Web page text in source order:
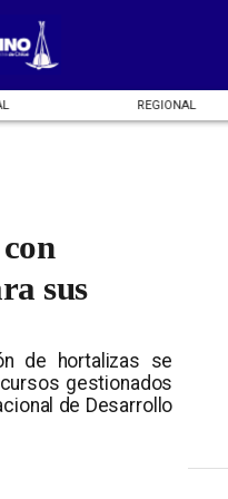
REGIONAL
sus
de hortalizas se
gestionados
de Desarrollo